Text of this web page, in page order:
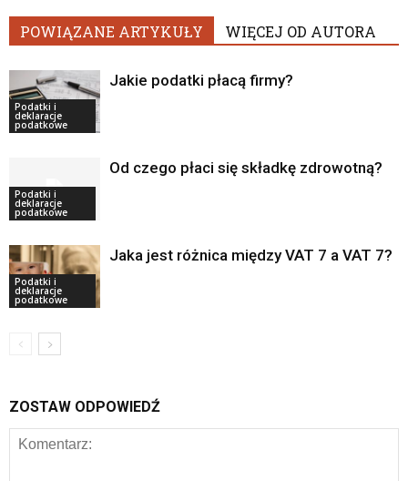
POWIĄZANE ARTYKUŁY WIĘCEJ OD AUTORA
Podatki i
deklaracje
podatkowe
Jakie podatki płacą firmy?
Podatki i
deklaracje
podatkowe
Od czego płaci się składkę zdrowotną?
Podatki i
deklaracje
podatkowe
Jaka jest różnica między VAT 7 a VAT 7?
ZOSTAW ODPOWIEDŹ